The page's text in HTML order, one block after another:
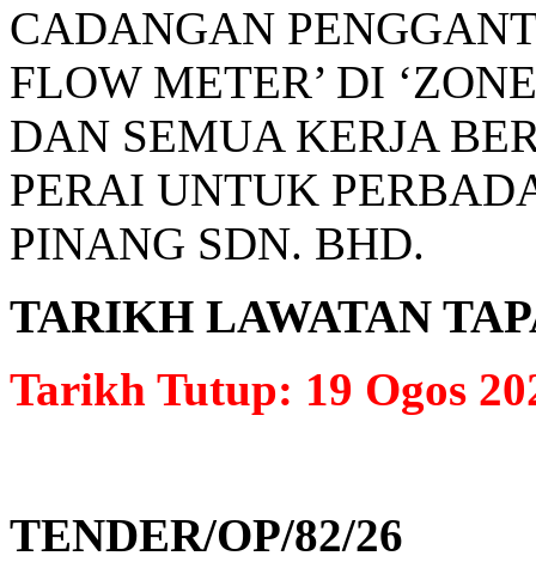
CADANGAN
FLOW METER’ DI
DAN SEMUA KERJA
PERAI UNTUK
PINANG SDN. BHD.
TARIKH LAWATAN
Tarikh Tutup: 19 Ogos
TENDER/OP/82/26